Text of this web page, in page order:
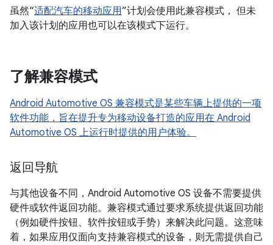
虽然“适配汽车的移动应用”计划会使用此兼容模式， 但未
加入该计划的应用也可以在该模式下运行。
了解兼容模式
Android Automotive OS 兼容模式是某些车辆上提供的一项
软件功能，旨在提升专为移动设备打造的应用在 Android
Automotive OS 上运行时提供的用户体验。
返回导航
与其他设备不同，Android Automotive OS 设备不需要提供
硬件或软件返回功能。兼容模式通过要求系统提供返回功能
（例如硬件按钮、软件按钮或手势）来解决此问题。这意味
着，如果应用仅面向支持兼容模式的设备，则无需提供自己